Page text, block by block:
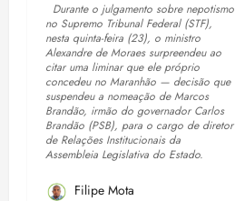
Durante o julgamento sobre nepotismo
no Supremo Tribunal Federal (STF),
nesta quinta-feira (23), o ministro
Alexandre de Moraes surpreendeu ao
citar uma liminar que ele próprio
concedeu no Maranhão — decisão que
suspendeu a nomeação de Marcos
Brandão, irmão do governador Carlos
Brandão (PSB), para o cargo de diretor
de Relações Institucionais da
Assembleia Legislativa do Estado.
Filipe Mota